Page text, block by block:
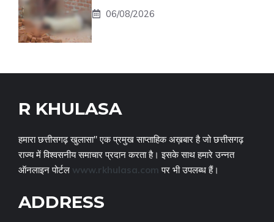
06/08/2026
R KHULASA
हमारा छत्तीसगढ़ खुलासा" एक प्रमुख साप्ताहिक अख़बार है जो छत्तीसगढ़
राज्य में विश्वसनीय समाचार प्रदान करता है। इसके साथ हमारे उन्नत
ऑनलाइन पोर्टल www.rkhulasa.com पर भी उपलब्ध हैं।
ADDRESS